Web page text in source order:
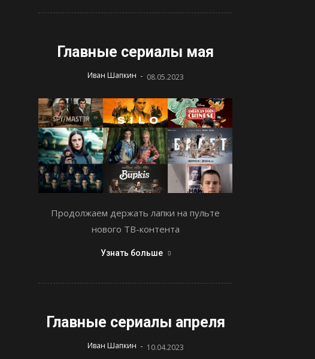
Главные сериалы мая
Иван Шапкин - 08.05.2023
Продолжаем держать лапки на пульте
нового ТВ-контента
Узнать больше
Главные сериалы апреля
Иван Шапкин - 10.04.2023